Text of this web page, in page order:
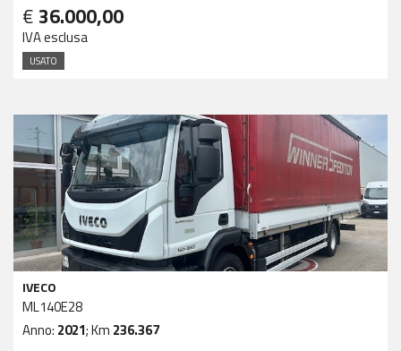
€ 36.000,00
IVA esclusa
USATO
IVECO
ML140E28
Anno: 2021; Km 236.367